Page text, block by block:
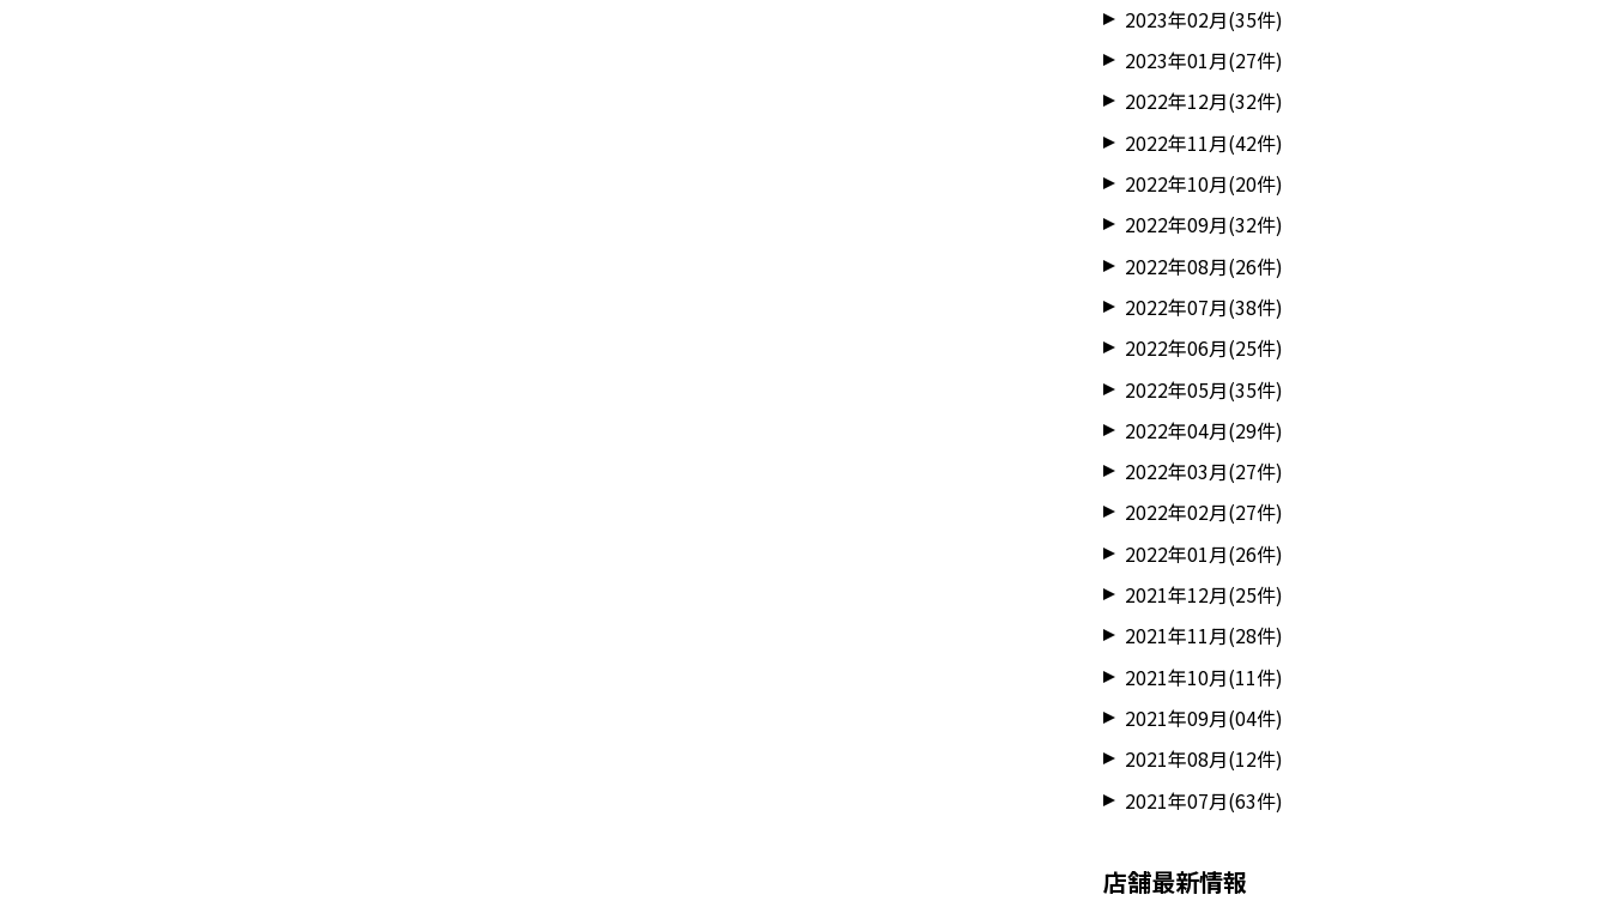
2023年02月(35件)
2023年01月(27件)
2022年12月(32件)
2022年11月(42件)
2022年10月(20件)
2022年09月(32件)
2022年08月(26件)
2022年07月(38件)
2022年06月(25件)
2022年05月(35件)
2022年04月(29件)
2022年03月(27件)
2022年02月(27件)
2022年01月(26件)
2021年12月(25件)
2021年11月(28件)
2021年10月(11件)
2021年09月(04件)
2021年08月(12件)
2021年07月(63件)
店舗最新情報